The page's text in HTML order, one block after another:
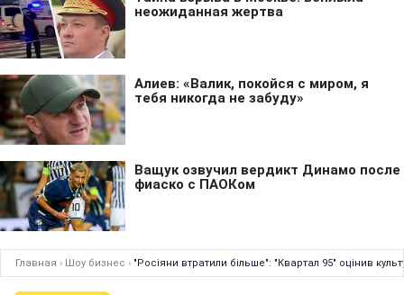
Главная › Шоу бизнес › "Росіяни втратили більше": "Квартал 95" оцінив